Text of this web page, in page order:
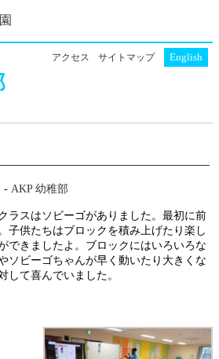
アクセス サイトマップ English
-AKP 幼稚部
ラスはソビーゴがありました。最初に前
子供たちはブロックを積み上げたり楽し
できましたよ。ブロックにはいろいろな
ソビーゴちゃんが早く動いたり大きくな
して喜んでいました。